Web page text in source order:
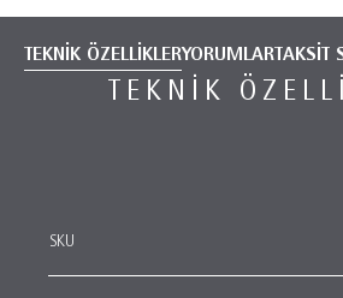
TEKNİK ÖZELLİKLERYORUMLAR TAKSİT
TEKNIK
SKU